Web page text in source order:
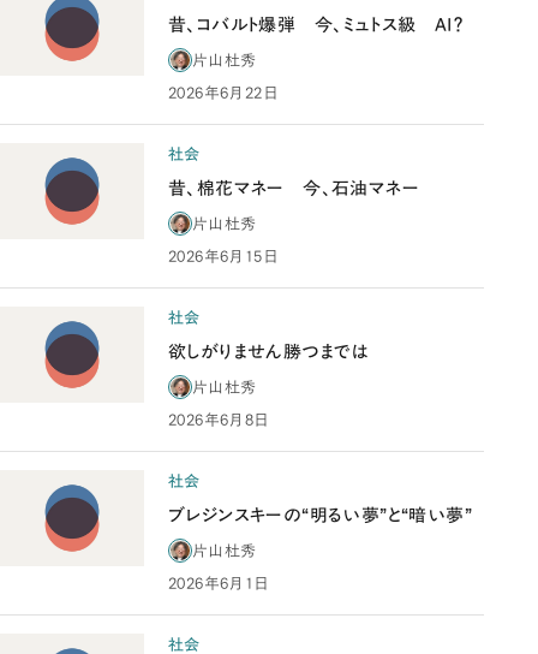
昔、コバルト爆弾 今、ミュトス級 AI？
片山杜秀
2026年6月22日
社会
昔、棉花マネー 今、石油マネー
片山杜秀
2026年6月15日
社会
欲しがりません勝つまでは
片山杜秀
2026年6月8日
社会
ブレジンスキーの“明るい夢”と“暗い夢”
片山杜秀
2026年6月1日
社会